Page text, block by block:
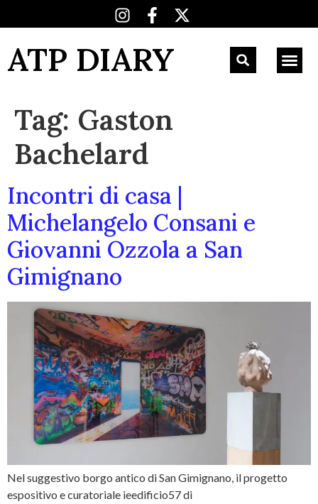
ATP DIARY
Tag: Gaston
Bachelard
Incontri di casa |
Michelangelo Consani e
Giovanni Ozzola a San
Gimignano
Nel suggestivo borgo antico di San Gimignano, il progetto
espositivo e curatoriale ieedificio57 di